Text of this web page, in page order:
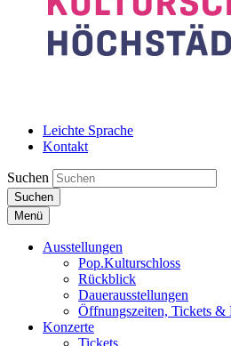
Leichte Sprache
Kontakt
Suchen
Suchen
Menü
Ausstellungen
Pop.Kulturschloss
Rückblick
Dauerausstellungen
Öffnungszeiten, Tickets &
Konzerte
Tickets